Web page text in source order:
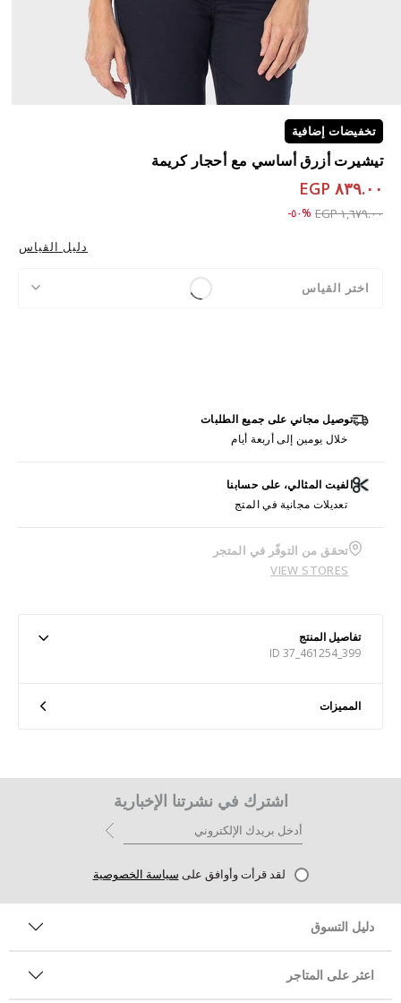
تخفيضات إضافية
تيشيرت أزرق أساسي مع أحجار كريمة
٨٣٩.٠٠ EGP
Price reduced from
١,٦٧٩.٠٠ EGP to ٨٣٩.٠٠ EGP%٥٠-
دليل القياس
اختر القياس
توصيل مجاني على جميع الطلبات
خلال يومين إلى أربعة أيام
الفيت المثالي، على حسابنا
تعديلات مجانية في المتج
تحقق من التوفّر في المتجر
VIEW STORES
تفاصيل المنتج
ID 37_461254_399
المميزات
اشترك في نشرتنا الإخبارية
لقد قرأت وأوافق على سياسة الخصوصية
دليل التسوق
اعثر على المتاجر